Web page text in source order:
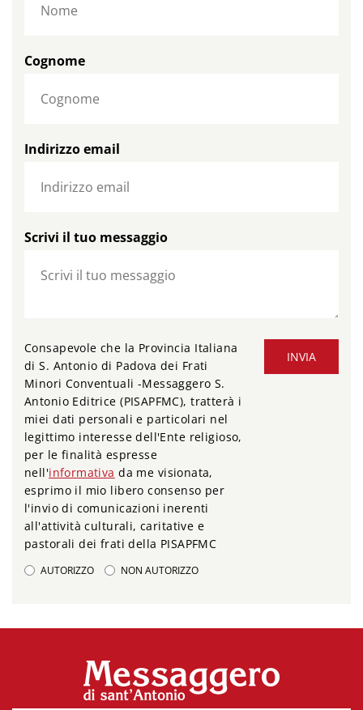
Cognome
Indirizzo email
Scrivi il tuo messaggio
INVIA
Consapevole che la Provincia Italiana
di S. Antonio di Padova dei Frati
Minori Conventuali -Messaggero S.
Antonio Editrice (PISAPFMC), tratterà i
miei dati personali e particolari nel
legittimo interesse dell'Ente religioso,
per le finalità espresse
nell'informativa da me visionata,
esprimo il mio libero consenso per
l'invio di comunicazioni inerenti
all'attività culturali, caritative e
pastorali dei frati della PISAPFMC
AUTORIZZO NON AUTORIZZO